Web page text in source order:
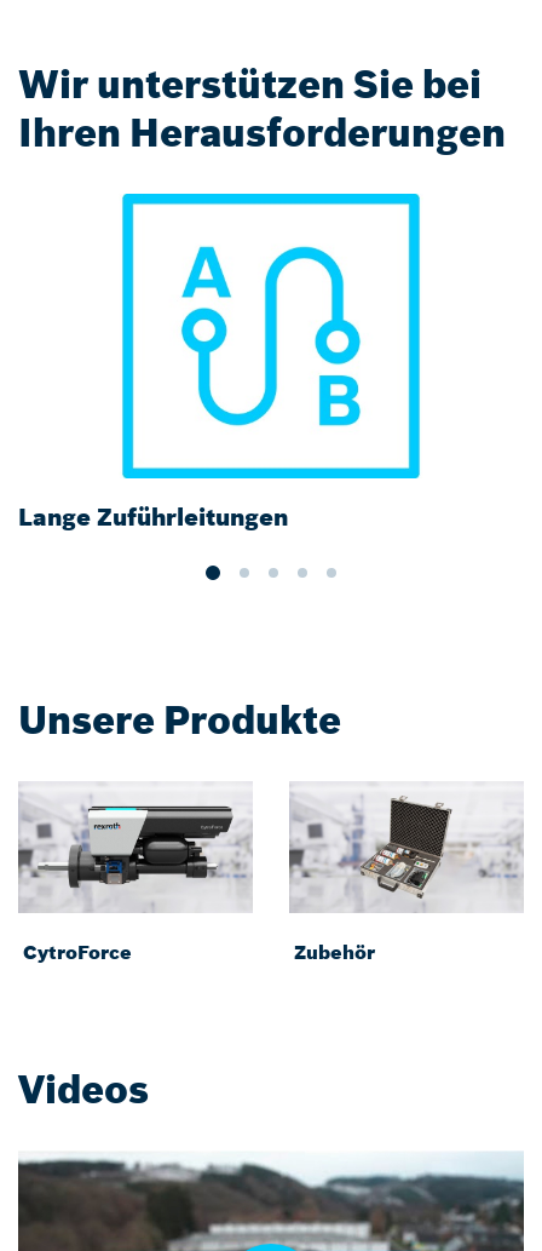
Wir unterstützen Sie bei
Ihren Herausforderungen
Lange Zuführleitungen
Unsere Produkte
CytroForce Zubehör
Videos